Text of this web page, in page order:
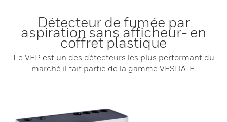
Détecteur de fumée par
aspiration sans afficheur- en
coffret plastique
Le VEP est un des détecteurs les plus performant du
marché il fait partie de la gamme VESDA-E.